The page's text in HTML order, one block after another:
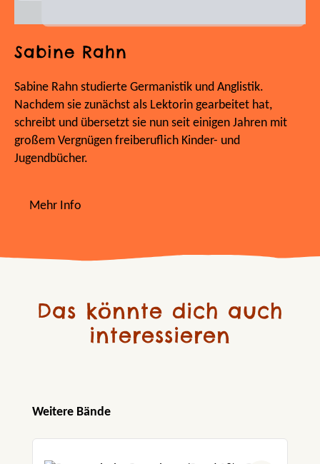
Sabine Rahn
Sabine Rahn studierte Germanistik und Anglistik.
Nachdem sie zunächst als Lektorin gearbeitet hat,
schreibt und übersetzt sie nun seit einigen Jahren mit
großem Vergnügen freiberuflich Kinder- und
Jugendbücher.
Mehr Info
Das könnte dich auch
interessieren
Produktgalerie überspringen
Weitere Bände